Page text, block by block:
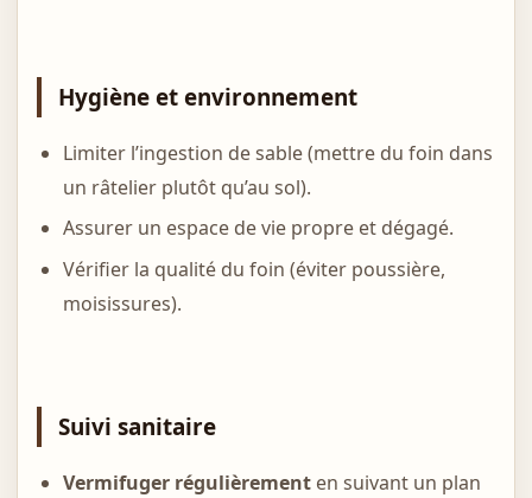
Hygiène et environnement
Limiter l’ingestion de sable (mettre du foin dans
un râtelier plutôt qu’au sol).
Assurer un espace de vie propre et dégagé.
Vérifier la qualité du foin (éviter poussière,
moisissures).
Suivi sanitaire
Vermifuger régulièrementen suivant un plan